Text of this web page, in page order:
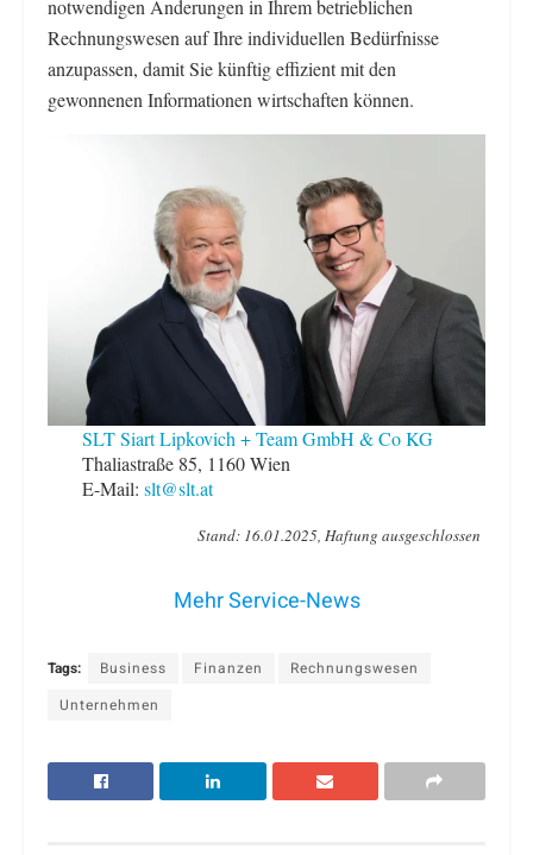
notwendigen Änderungen in Ihrem betrieblichen
Rechnungswesen auf Ihre individuellen Bedürfnisse
anzupassen, damit Sie künftig effizient mit den
gewonnenen Informationen wirtschaften können.
SLT Siart Lipkovich + Team GmbH & Co KG
Thaliastraße 85, 1160 Wien
E-Mail:slt@slt.at
Stand: 16.01.2025, Haftung ausgeschlossen
Mehr Service-News
Tags: Business Finanzen
Rechnungswesen
Unternehmen